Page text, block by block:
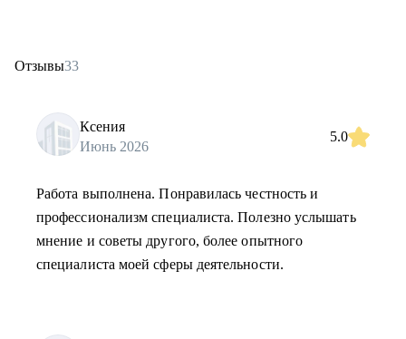
Отзывы33
Ксения
Июнь 2026
5.0
Работа выполнена. Понравилась честность и
профессионализм специалиста. Полезно услышать
мнение и советы другого, более опытного
специалиста моей сферы деятельности.